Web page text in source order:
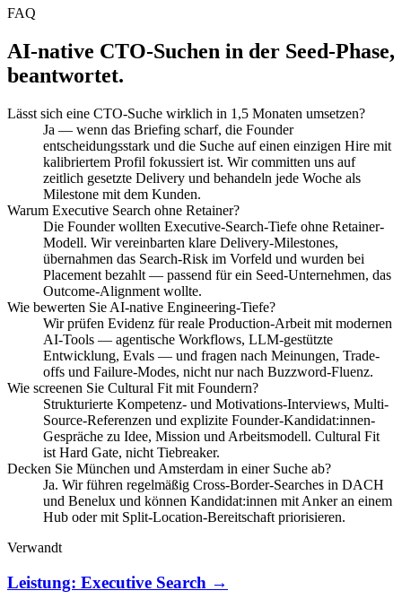
FAQ
AI-native CTO-Suchen in der Seed-Phase,
beantwortet.
Lässt sich eine CTO-Suche wirklich in 1,5 Monaten umsetzen?
Ja — wenn das Briefing scharf, die Founder
entscheidungsstark und die Suche auf einen einzigen Hire mit
kalibriertem Profil fokussiert ist. Wir committen uns auf
zeitlich gesetzte Delivery und behandeln jede Woche als
Milestone mit dem Kunden.
Warum Executive Search ohne Retainer?
Die Founder wollten Executive-Search-Tiefe ohne Retainer-
Modell. Wir vereinbarten klare Delivery-Milestones,
übernahmen das Search-Risk im Vorfeld und wurden bei
Placement bezahlt — passend für ein Seed-Unternehmen, das
Outcome-Alignment wollte.
Wie bewerten Sie AI-native Engineering-Tiefe?
Wir prüfen Evidenz für reale Production-Arbeit mit modernen
AI-Tools — agentische Workflows, LLM-gestützte
Entwicklung, Evals — und fragen nach Meinungen, Trade-
offs und Failure-Modes, nicht nur nach Buzzword-Fluenz.
Wie screenen Sie Cultural Fit mit Foundern?
Strukturierte Kompetenz- und Motivations-Interviews, Multi-
Source-Referenzen und explizite Founder-Kandidat:innen-
Gespräche zu Idee, Mission und Arbeitsmodell. Cultural Fit
ist Hard Gate, nicht Tiebreaker.
Decken Sie München und Amsterdam in einer Suche ab?
Ja. Wir führen regelmäßig Cross-Border-Searches in DACH
und Benelux und können Kandidat:innen mit Anker an einem
Hub oder mit Split-Location-Bereitschaft priorisieren.
Verwandt
Leistung: Executive Search →